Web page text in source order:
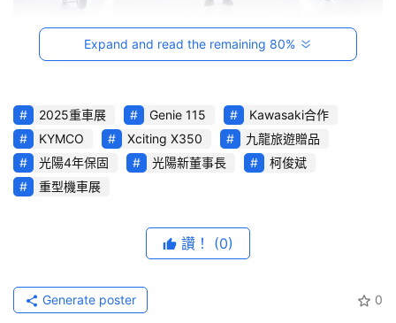
玩
C
A
R
綜
口
Expand and read the remaining 80%
2025重車展 Genie 115
Kawasaki合作
KYMCO
Xciting X350
九龍旅遊贈品
光陽4年保固
光陽新董事長
柯俊斌
重型機車展
讚！ (0)
0
Generate poster